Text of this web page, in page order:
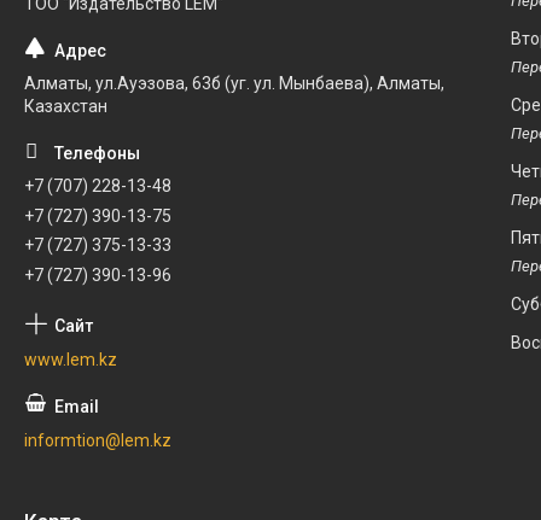
Алматы, ул.Ауэзова, 63б (уг. ул. Мынбаева), Алматы,
Казахстан
+7 (707) 228-13-48
+7 (727) 390-13-75
+7 (727) 375-13-33
+7 (727) 390-13-96
www.lem.kz
informtion@lem.kz